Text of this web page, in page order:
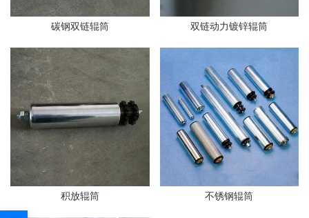
碳钢双链辊筒 双链动力镀锌辊筒
积放辊筒 不锈钢辊筒